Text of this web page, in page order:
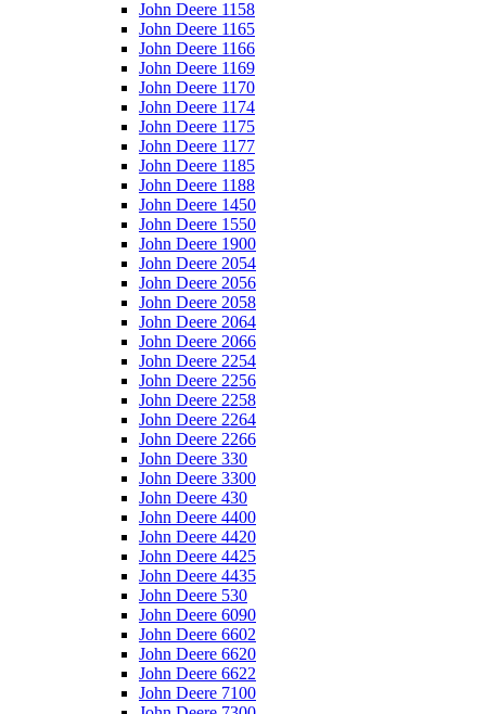
John Deere 1158
John Deere 1165
John Deere 1166
John Deere 1169
John Deere 1170
John Deere 1174
John Deere 1175
John Deere 1177
John Deere 1185
John Deere 1188
John Deere 1450
John Deere 1550
John Deere 1900
John Deere 2054
John Deere 2056
John Deere 2058
John Deere 2064
John Deere 2066
John Deere 2254
John Deere 2256
John Deere 2258
John Deere 2264
John Deere 2266
John Deere 330
John Deere 3300
John Deere 430
John Deere 4400
John Deere 4420
John Deere 4425
John Deere 4435
John Deere 530
John Deere 6090
John Deere 6602
John Deere 6620
John Deere 6622
John Deere 7100